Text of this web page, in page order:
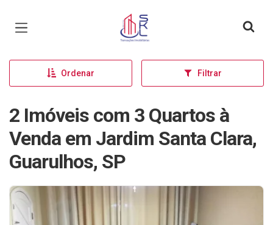
Página inicial
Ordenar Filtrar
2 Imóveis com 3 Quartos à
Venda em Jardim Santa Clara,
Guarulhos, SP